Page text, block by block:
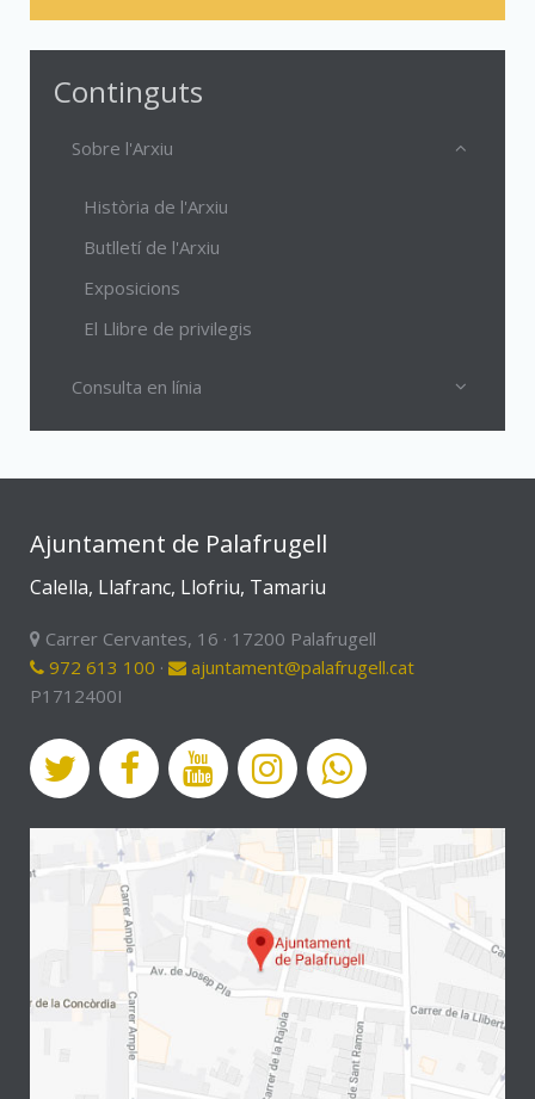
Continguts
Sobre l'Arxiu
Història de l'Arxiu
Butlletí de l'Arxiu
Exposicions
El Llibre de privilegis
Consulta en línia
Ajuntament de Palafrugell
Calella, Llafranc, Llofriu, Tamariu
Carrer Cervantes, 16 · 17200 Palafrugell
972 613 100 ·
ajuntament@palafrugell.cat
P1712400I